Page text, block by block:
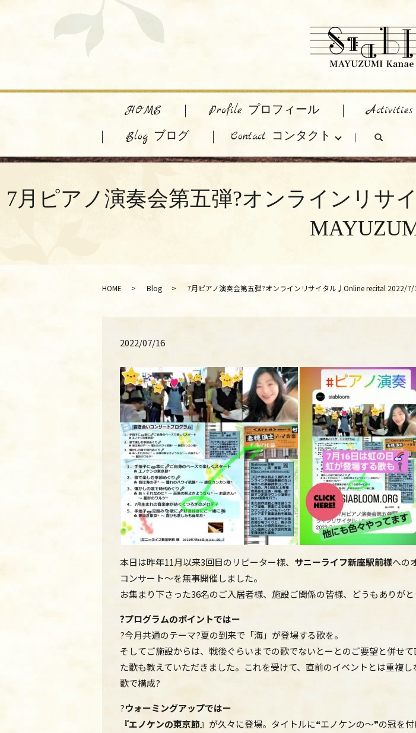
HOME Profile プロフィール
Blog ブログ
Contact コンタクト search
7月ピアノ演奏会第五弾?オンラインリサ
HOME Blog 7月ピアノ演奏会第五弾?オンラインリサイタル♩Online recital 2022/
2022/07/16
本日は昨年11月以来3回目のリピーター様、 サニーライフ新座駅前様への
コンサート～を無事開催しました。
お集まり下さった36名のご入居者様、施設ご関係の皆様、どうもありが
?プログラムのポイントではー
?今月共通のテーマ?夏の到来で「海」が登場する歌を。
そしてご施設からは、戦後ぐらいまでの歌でないとーとのご要望と併せ
た歌も教えていただきました。これを受けて、直前のイベントとは重複
歌で構成?
?ウォーミングアップではー
『エノケンの東京節』 が久々に登場。タイトルに❝エノケンの～❞の冠を